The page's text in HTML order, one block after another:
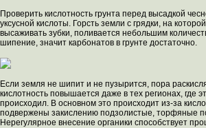
Проверить кислотность грунта перед высадкой
уксусной кислоты. Горсть земли с грядки, на
высаживать зубки, поливается небольшим
шипение, значит карбонатов в грунте достаточно.
Если земля не шипит и не пузырится, пора
кислотность повышается даже в тех регионах, где
происходил. В основном это происходит из-за
подвержены закислению подзолистые, торфяные
Нерегулярное внесение органики способствует